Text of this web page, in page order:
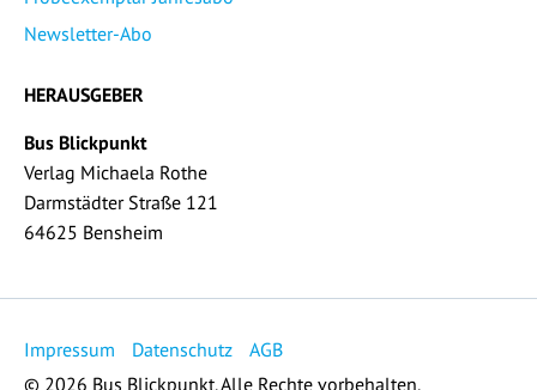
Newsletter-Abo
HERAUSGEBER
Bus Blickpunkt
Verlag Michaela Rothe
Darmstädter Straße 121
64625 Bensheim
Impressum Datenschutz
AGB
© 2026 Bus Blickpunkt. Alle Rechte vorbehalten.